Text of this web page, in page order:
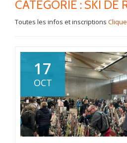
CATÉGORIE : SKI DE
Toutes les infos et inscriptions
17
OCT